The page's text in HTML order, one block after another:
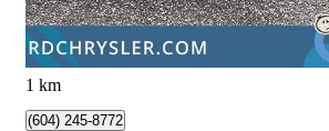
386 $/mois env.
Abbotsford, BC
1 km
(604) 245-8772